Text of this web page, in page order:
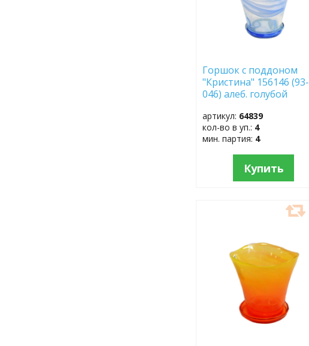
Горшок с поддоном
"Кристина" 156146 (93-
046) алеб. голубой
артикул: 64839
кол-во в уп.: 4
мин. партия: 4
Купить